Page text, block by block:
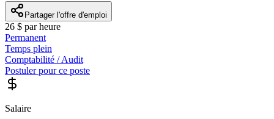
Partager l'offre d'emploi
26 $ par heure
Permanent
Temps plein
Comptabilité / Audit
Postuler pour ce poste
Salaire